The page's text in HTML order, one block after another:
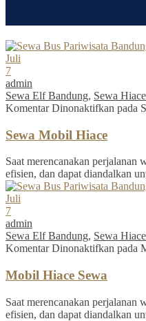
Juli
7
admin
Sewa Elf Bandung, Sewa
Komentar Dinonaktifkan pada
Sewa Mobil Hiace
Saat merencanakan perjalanan
efisien, dan dapat diandalkan
Juli
7
admin
Sewa Elf Bandung, Sewa
Komentar Dinonaktifkan pada
Mobil Hiace Sewa
Saat merencanakan perjalanan
efisien, dan dapat diandalkan